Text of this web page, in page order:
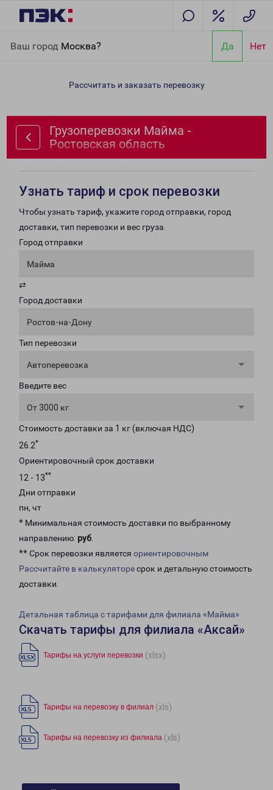
Ваш город Москва? Да Нет
область
Рассчитать и заказать перевозку
Грузоперевозки Майма -
Ростовская область
Узнать тариф и срок перевозки
Чтобы узнать тариф, укажите город отправки, город
доставки, тип перевозки и вес груза.
Город отправки
Майма
⇄
Город доставки
Ростов-на-Дону
Тип перевозки
Автоперевозка
Введите вес
От 3000 кг
Стоимость доставки за 1 кг (включая НДС)
26.2*
Ориентировочный срок доставки
12 - 13**
Дни отправки
пн, чт
* Минимальная стоимость доставки по выбранному
направлению: руб.
** Срок перевозки является ориентировочным
Рассчитайте в калькуляторесрок и детальную стоимость
доставки.
Детальная таблица с тарифами для филиала «Майма»
Скачать тарифы для филиала «Аксай»
Тарифы на услуги перевозки (xlsx)
Тарифы на перевозку в филиал (xls)
Тарифы на перевозку из филиала (xls)